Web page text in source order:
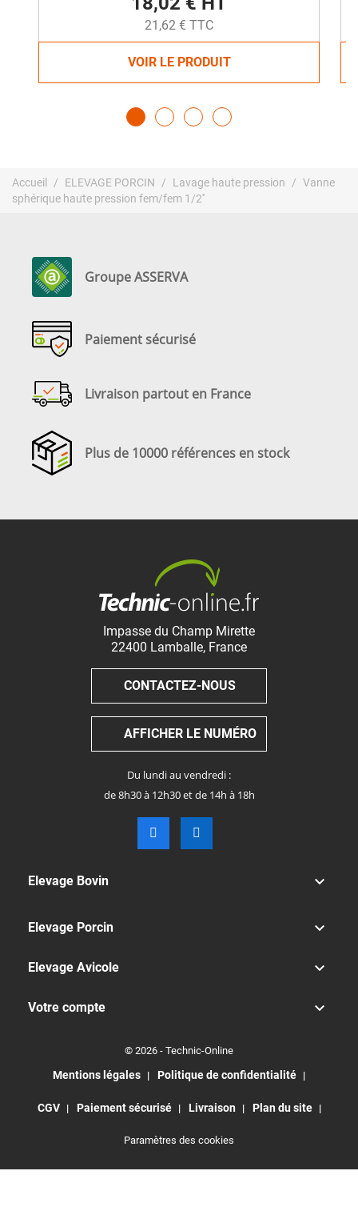
21,62 € TTC
VOIR LE PRODUIT
Accueil ELEVAGE PORCIN Lavage haute pression
Vanne
sphérique haute pression fem/fem 1/2''
Groupe ASSERVA
Paiement sécurisé
Livraison partout en France
Plus de 10000 références en stock
Impasse du Champ Mirette
22400 Lamballe, France
CONTACTEZ-NOUS
AFFICHER LE NUMÉRO
Du lundi au vendredi :
de 8h30 à 12h30 et de 14h à 18h
Elevage Bovin 
Elevage Porcin 
Elevage Avicole 
Votre compte 
© 2026 - Technic-Online
Mentions légales Politique de confidentialité
CGV Paiement sécurisé Livraison Plan du site
Paramètres des cookies